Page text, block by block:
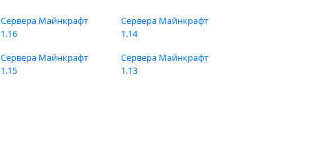
Сервера Майнкрафт
1.16
Сервера Майнкрафт
1.15
Сервера Майнкрафт
1.14
Сервера Майнкрафт
1.13